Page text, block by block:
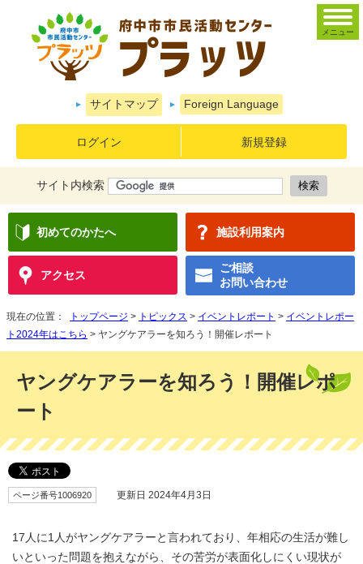
サイトマップ Foreign Language
ログイン 新規登録
サイト内検索
初めてのかたへ 施設利用案内
アクセス
ご相談
お問い合わせ
メニュー
現在の位置： トップページ > トピックス > イベントレポート > イベントレポー
ト2024年はこちら > ヤングケアラーを知ろう！開催レポート
ヤングケアラーを知ろう！開催レポ
ート
ページ番号1006920 更新日 2024年4月3日
17人に1人がヤングケアラーと言われており、年相応の生活が難し
いといった問題を抱えながら、その苦労が表面化しにくい現状が